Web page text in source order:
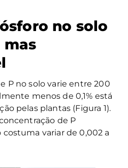
no solo
P no solo varie entre 200
menos de 0,1% está
pelas plantas (Figura 1).
de P
variar de 0,002 a